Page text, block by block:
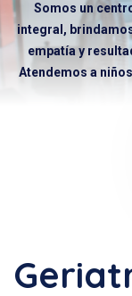
Somos un
integral,
empatía y
Atendemos a